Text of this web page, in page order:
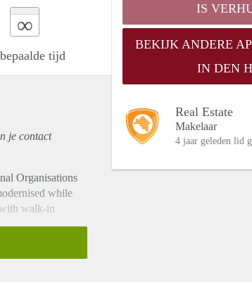
∞
tijd
IS
BEKIJK ANDERE
IN DEN
Real Estate
Makelaar
4 jaar geleden lid
je contact
Organisations
while
walk-in
wooden